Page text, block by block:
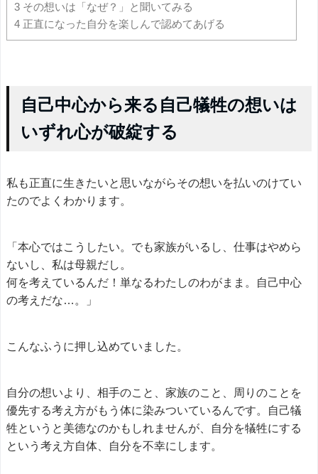
3 その想いは「なぜ？」と聞いてみる
4 正直になった自分を楽しんで認めてあげる
自己中心から来る自己犠牲の想いは
いずれ心が破綻する
私も正直に生きたいと思いながらその想いを払いのけてい
たのでよくわかります。
「本心ではこうしたい。でも家族がいるし、仕事はやめら
ないし、私は母親だし。
何を考えているんだ！単なるわたしのわがまま。自己中心
の考えだな…。」
こんなふうに押し込めていました。
自分の想いより、相手のこと、家族のこと、周りのことを
優先する考え方がもう体に染みついているんです。自己犠
牲というと美徳なのかもしれませんが、自分を犠牲にする
という考え方自体、自分を不幸にします。